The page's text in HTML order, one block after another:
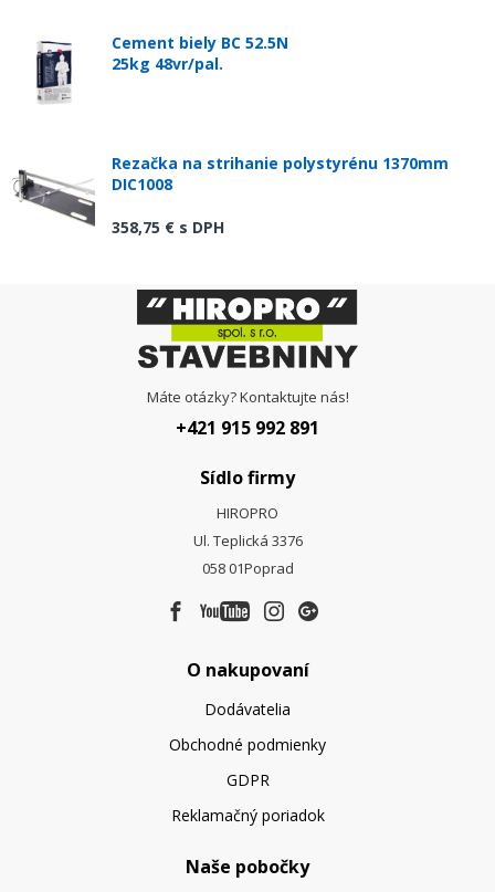
Cement biely BC 52.5N
25kg 48vr/pal.
Rezačka na strihanie polystyrénu 1370mm
DIC1008
358,75 € s DPH
Máte otázky? Kontaktujte nás!
+421 915 992 891
Sídlo firmy
HIROPRO
Ul. Teplická 3376
058 01Poprad
O nakupovaní
Dodávatelia
Obchodné podmienky
GDPR
Reklamačný poriadok
Naše pobočky